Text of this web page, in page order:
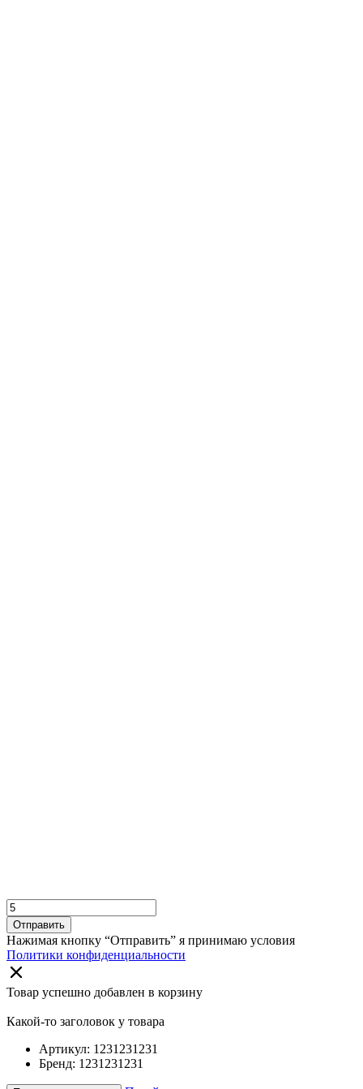
Отправить
Нажимая кнопку “Отправить” я принимаю условия
Политики конфиденциальности
Товар успешно добавлен в корзину
Какой-то заголовок у товара
Артикул: 1231231231
Бренд: 1231231231